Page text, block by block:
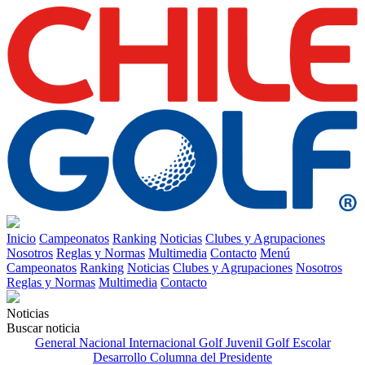
Inicio Campeonatos Ranking Noticias Clubes y Agrupaciones
Nosotros Reglas y Normas Multimedia Contacto Menú
Campeonatos Ranking Noticias Clubes y Agrupaciones Nosotros
Reglas y Normas Multimedia Contacto
Noticias
Buscar noticia
General Nacional Internacional Golf Juvenil Golf Escolar
Desarrollo Columna del Presidente